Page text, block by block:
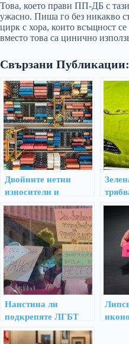
Това, което прави ПП-ДБ с
ужасно. Пиша го без никакво
цирк с хора, които всъщност
вместо това са цинично
Свързани Публикации:
Двойните нетни
износители и
геополитическото им
влияние
Наистина ли
подкрепяте ЛГБТ
образованието?